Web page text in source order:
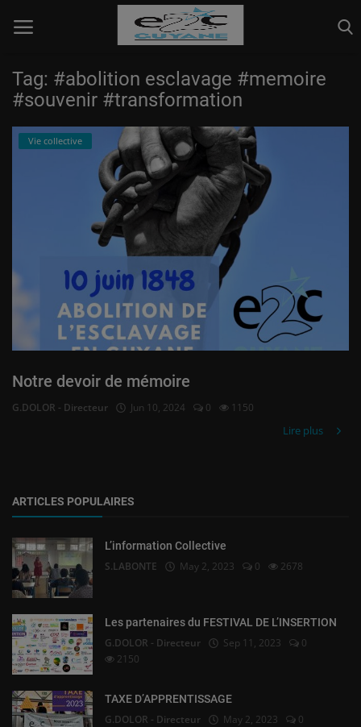
Pédagogique
Relation Entreprise
S'inscrire
Tag: #abolition esclavage #memoire
#souvenir #transformation
Vie collective
Notre devoir de mémoire
G.DOLOR - Directeur Jun 10, 2024 0 1150
Lire plus
ARTICLES POPULAIRES
L’information Collective
S.LABONTE May 2, 2023 0 2678
Les partenaires du FESTIVAL DE L’INSERTION
G.DOLOR - Directeur Sep 11, 2023
0
2150
TAXE D’APPRENTISSAGE
G.DOLOR - Directeur May 2, 2023
0